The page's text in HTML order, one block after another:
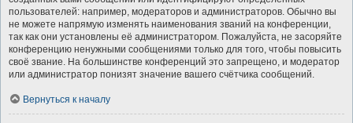
пользователей: например, модераторов и администраторов. Обычно вы
не можете напрямую изменять наименования званий на конференции,
так как они установлены её администратором. Пожалуйста, не засоряйте
конференцию ненужными сообщениями только для того, чтобы повысить
своё звание. На большинстве конференций это запрещено, и модератор
или администратор понизят значение вашего счётчика сообщений.
Вернуться к началу